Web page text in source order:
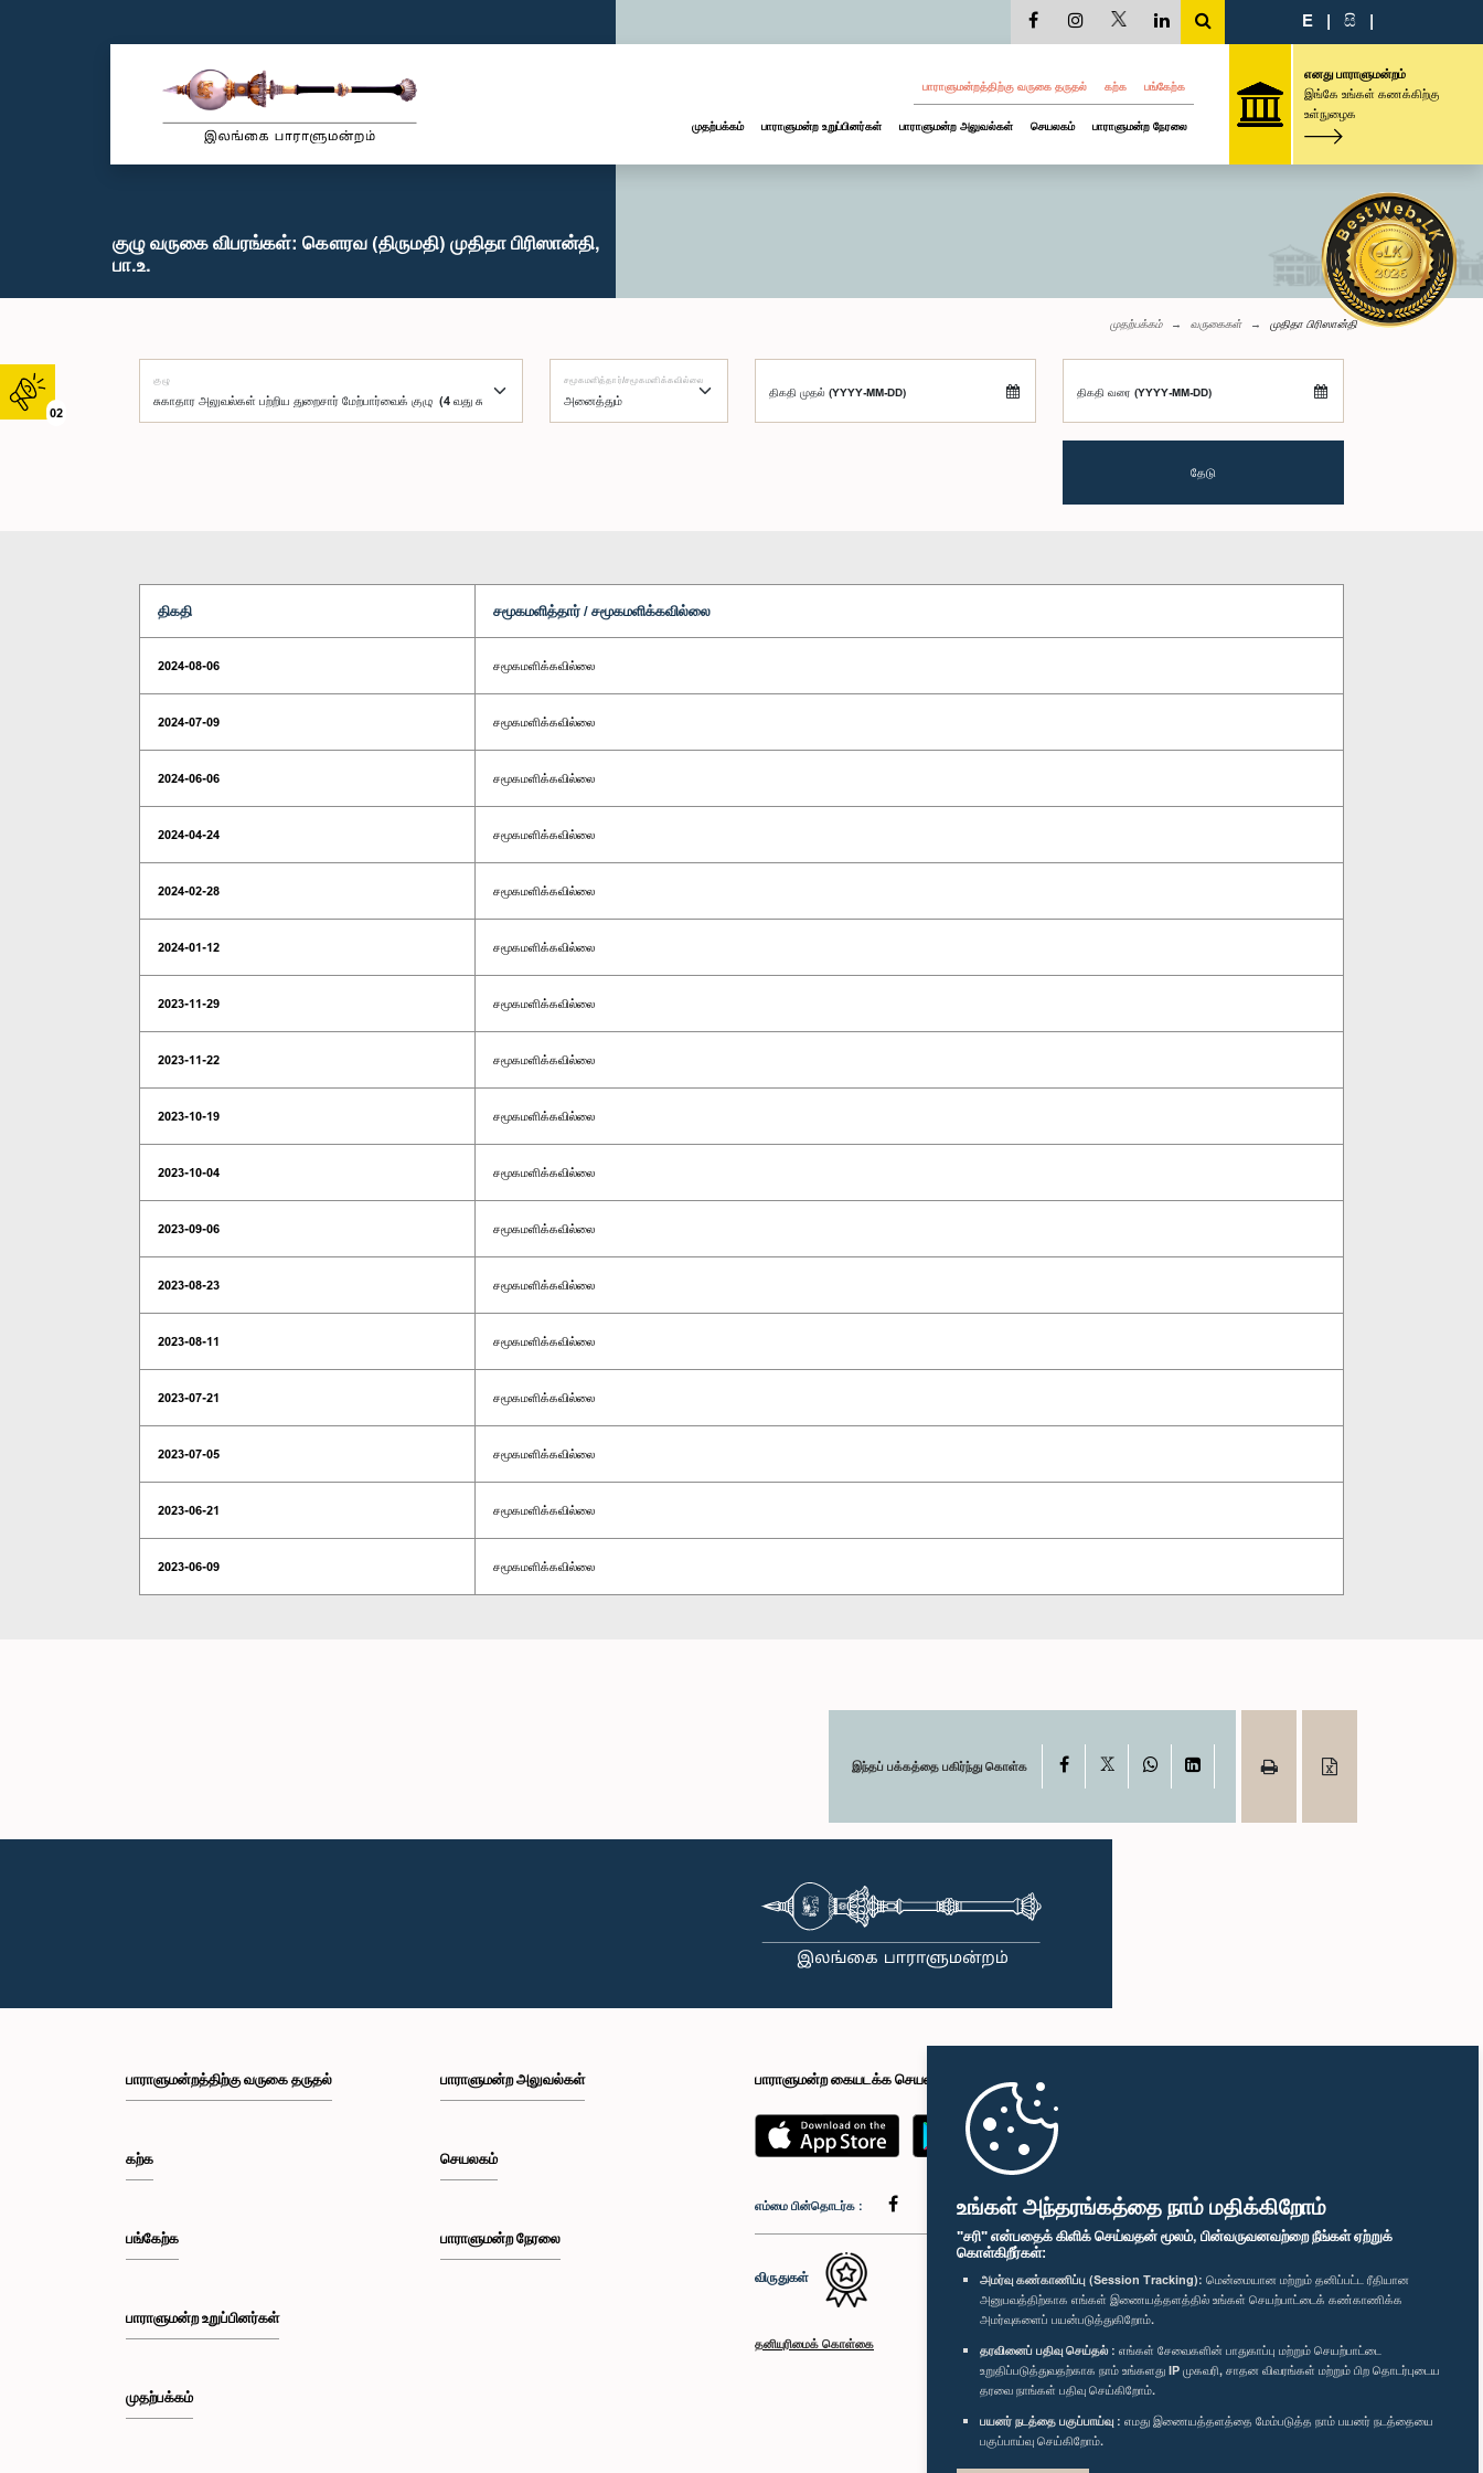
உங்கள் அந்தரங்கத்தை நாம் மதிக்கிறோம்
"சரி" என்பதைக் கிளிக் செய்வதன் மூலம், பின்வருவனவற்றை நீங்கள் ஏற்றுக்
கொள்கிறீர்கள்:
அமர்வு கண்காணிப்பு (Session Tracking): மென்மையான மற்றும் தனிப்பட்ட ரீதியான
அனுபவத்திற்காக எங்கள் இணையத்தளத்தில் உங்கள் செயற்பாட்டைக் கண்காணிக்க
அமர்வுகளைப் பயன்படுத்துகிறோம்.
தரவினைப் பதிவு செய்தல் : எங்கள் சேவைகளின் பாதுகாப்பு மற்றும் செயற்பாட்டை
உறுதிப்படுத்துவதற்காக நாம் உங்களது IP முகவரி, சாதன விவரங்கள் மற்றும் பிற தொடர்புடைய
தரவை நாங்கள் பதிவு செய்கிறோம்.
பயனர் நடத்தை பகுப்பாய்வு : எமது இணையத்தளத்தை மேம்படுத்த நாம் பயனர் நடத்தையை
பகுப்பாய்வு செய்கிறோம்.
02
E | සි |
பாராளுமன்றத்திற்கு வருகை தருதல் கற்க பங்கேற்க
முதற்பக்கம் பாராளுமன்ற உறுப்பினர்கள் பாராளுமன்ற அலுவல்கள் செயலகம் பாராளுமன்ற நேரலை
எனது பாராளுமன்றம்
இங்கே உங்கள் கணக்கிற்கு
உள்நுழைக
குழு வருகை விபரங்கள்: கௌரவ (திருமதி) முதிதா பிரிஸான்தி,
பா.உ.
முதற்பக்கம் வருகைகள் முதிதா பிரிஸான்தி
குழு சமூகமளித்தார்/சமூகமளிக்கவில்லை
திகதி முதல் (YYYY-MM-DD) திகதி வரை (YYYY-MM-DD)
தேடு
திகதி சமூகமளித்தார் / சமூகமளிக்கவில்லை
2024-08-06 சமூகமளிக்கவில்லை
2024-07-09 சமூகமளிக்கவில்லை
2024-06-06 சமூகமளிக்கவில்லை
2024-04-24 சமூகமளிக்கவில்லை
2024-02-28 சமூகமளிக்கவில்லை
2024-01-12 சமூகமளிக்கவில்லை
2023-11-29 சமூகமளிக்கவில்லை
2023-11-22 சமூகமளிக்கவில்லை
2023-10-19 சமூகமளிக்கவில்லை
2023-10-04 சமூகமளிக்கவில்லை
2023-09-06 சமூகமளிக்கவில்லை
2023-08-23 சமூகமளிக்கவில்லை
2023-08-11 சமூகமளிக்கவில்லை
2023-07-21 சமூகமளிக்கவில்லை
2023-07-05 சமூகமளிக்கவில்லை
2023-06-21 சமூகமளிக்கவில்லை
2023-06-09 சமூகமளிக்கவில்லை
இந்தப் பக்கத்தை பகிர்ந்து கொள்க Facebook WhatsAppLinkedIn
பாராளுமன்றத்திற்கு வருகை தருதல்
கற்க
பங்கேற்க
பாராளுமன்ற உறுப்பினர்கள்
முதற்பக்கம்
பாராளுமன்ற அலுவல்கள்
செயலகம்
பாராளுமன்ற நேரலை
பாராளுமன்ற கையடக்க செயலி
எம்மை பின்தொடர்க :
விருதுகள்
தனியுரிமைக் கொள்கை